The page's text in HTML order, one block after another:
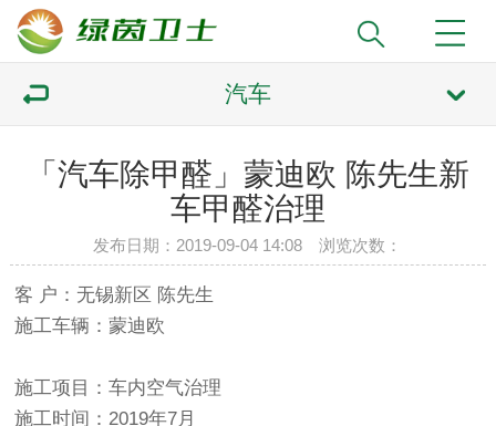
汽车
「汽车除甲醛」蒙迪欧 陈先生新
车甲醛治理
发布日期：2019-09-04 14:08 浏览次数：
客 户：无锡新区 陈先生
施工车辆：蒙迪欧
施工项目：车内空气治理
施工时间：2019年7月